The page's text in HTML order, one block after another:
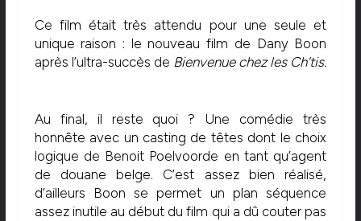
Ce film était très attendu pour une seule et
unique raison : le nouveau film de Dany Boon
après l’ultra-succès de Bienvenue chez les Ch’tis.
Au final, il reste quoi ? Une comédie très
honnête avec un casting de têtes dont le choix
logique de Benoit Poelvoorde en tant qu’agent
de douane belge. C’est assez bien réalisé,
d’ailleurs Boon se permet un plan séquence
assez inutile au début du film qui a dû couter pas